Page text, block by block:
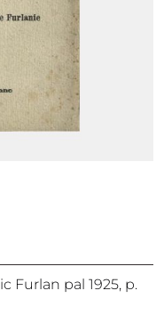
Furlan pal 1925, p.